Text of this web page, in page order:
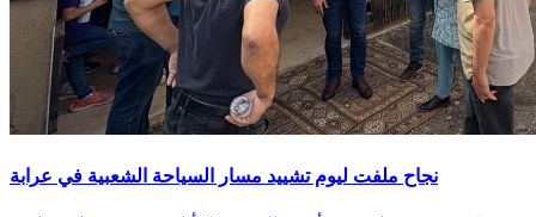
نجاح ملفت ليوم تشييد مسار السياحة الشعبية في عرابة